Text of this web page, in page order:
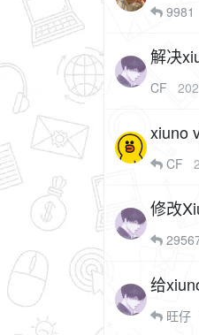
9981
解决
CF
xiuno
CF
修改
给
旺仔